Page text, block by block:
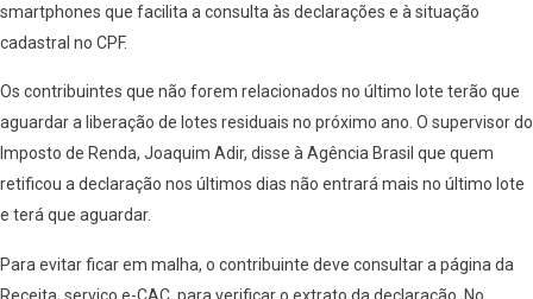
smartphones que facilita a consulta às declarações e à situação
cadastral no CPF.
Os contribuintes que não forem relacionados no último lote terão que
aguardar a liberação de lotes residuais no próximo ano. O supervisor do
Imposto de Renda, Joaquim Adir, disse à Agência Brasil que quem
retificou a declaração nos últimos dias não entrará mais no último lote
e terá que aguardar.
Para evitar ficar em malha, o contribuinte deve consultar a página da